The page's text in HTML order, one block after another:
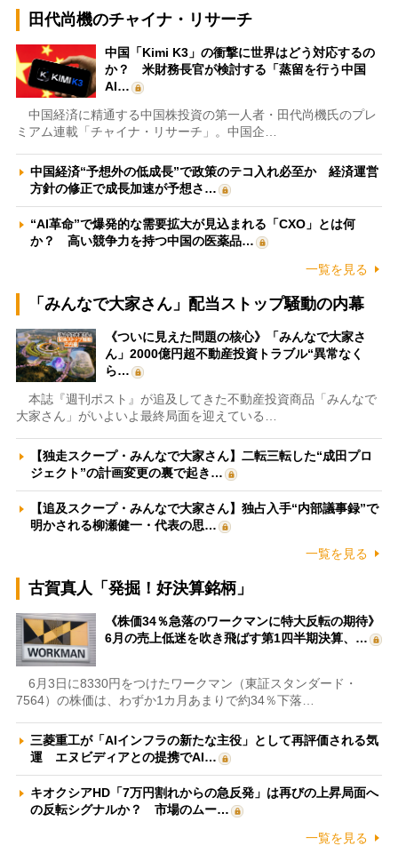
田代尚機のチャイナ・リサーチ
中国「Kimi K3」の衝撃に世界はどう対応するの
か？ 米財務長官が検討する「蒸留を行う中国
AI…
中国経済に精通する中国株投資の第一人者・田代尚機氏のプレ
ミアム連載「チャイナ・リサーチ」。中国企…
中国経済“予想外の低成長”で政策のテコ入れ必至か 経済運営
方針の修正で成長加速が予想さ…
“AI革命”で爆発的な需要拡大が見込まれる「CXO」とは何
か？ 高い競争力を持つ中国の医薬品…
一覧を見る
「みんなで大家さん」配当ストップ騒動の内幕
《ついに見えた問題の核心》「みんなで大家さ
ん」2000億円超不動産投資トラブル“異常なく
ら…
本誌『週刊ポスト』が追及してきた不動産投資商品「みんなで
大家さん」がいよいよ最終局面を迎えている…
【独走スクープ・みんなで大家さん】二転三転した“成田プロ
ジェクト”の計画変更の裏で起き…
【追及スクープ・みんなで大家さん】独占入手“内部議事録”で
明かされる柳瀬健一・代表の思…
一覧を見る
古賀真人「発掘！好決算銘柄」
《株価34％急落のワークマンに特大反転の期待》
6月の売上低迷を吹き飛ばす第1四半期決算、…
6月3日に8330円をつけたワークマン（東証スタンダード・
7564）の株価は、わずか1カ月あまりで約34％下落…
三菱重工が「AIインフラの新たな主役」として再評価される気
運 エヌビディアとの提携でAI…
キオクシアHD「7万円割れからの急反発」は再びの上昇局面へ
の反転シグナルか？ 市場のムー…
一覧を見る